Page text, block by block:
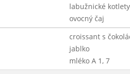
labužnické
ovocný čaj
croissant s
jablko
mléko A 1, 7